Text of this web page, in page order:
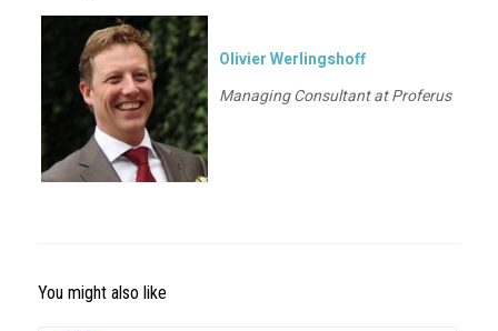
Olivier Werlingshoff
Managing Consultant at Proferus
You might also like